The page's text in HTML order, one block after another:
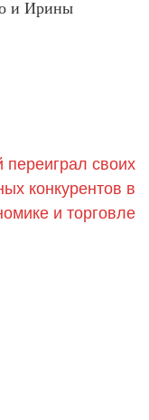
и Ирины
переиграл своих
конкурентов в
и торговле